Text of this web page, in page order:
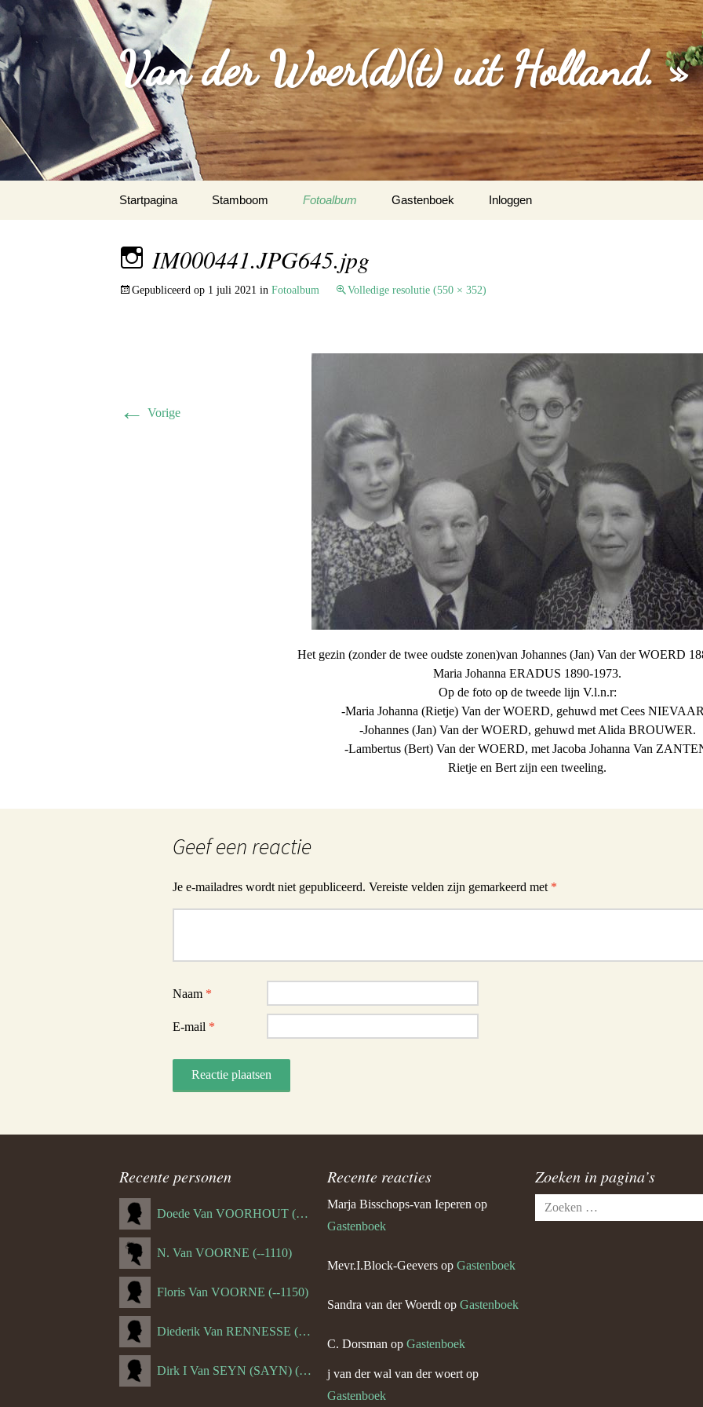
Van der Woer(d)(t) uit Holland. »
naar
Startpagina Stamboom Fotoalbum Gastenboek
Inloggen
IM000441.JPG645.jpg
Gepubliceerd op 1 juli 2021 in Fotoalbum Volledige resolutie (550 × 352)
← Vorige
Het gezin (zonder de twee oudste zonen)van Johannes (Jan) Van der WOERD
Maria Johanna ERADUS 1890-1973.
Op de foto op de tweede lijn V.l.n.r:
-Maria Johanna (Rietje) Van der WOERD, gehuwd met Cees
-Johannes (Jan) Van der WOERD, gehuwd met Alida BROUWER.
-Lambertus (Bert) Van der WOERD, met Jacoba Johanna Van
Rietje en Bert zijn een tweeling.
Geef een reactie
Je e-mailadres wordt niet gepubliceerd. Vereiste velden zijn gemarkeerd met *
Naam *
E-mail *
Recente personen
Doede Van VOORHOUT (Van FORNEHOLT) (--1101)
N. Van VOORNE (--1110)
Floris Van VOORNE (--1150)
Diederik Van RENNESSE (--1144)
Dirk I Van SEYN (SAYN) (--1120)
Recente reacties
Marja Bisschops-van Ieperen op
Gastenboek
Mevr.I.Block-Geevers op Gastenboek
Sandra van der Woerdt op Gastenboek
C. Dorsman op Gastenboek
j van der wal van der woert op
Gastenboek
Zoeken in pagina’s
Zoeken
naar: